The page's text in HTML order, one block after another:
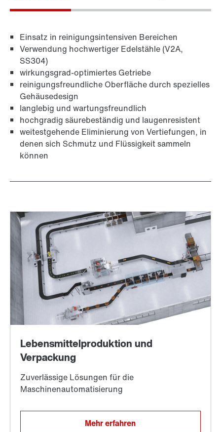
Adapter
TorqLOC®-Klemmverbindung
Einsatz in reinigungsintensiven Bereichen
Verwendung hochwertiger Edelstähle (V2A,
SS304)
wirkungsgrad-optimiertes Getriebe
reinigungsfreundliche Oberfläche durch spezielles
Gehäusedesign
langlebig und wartungsfreundlich
hochgradig säurebeständig und laugenresistent
weitestgehende Eliminierung von Vertiefungen, in
denen sich Schmutz und Flüssigkeit sammeln
können
Mehr erfahren